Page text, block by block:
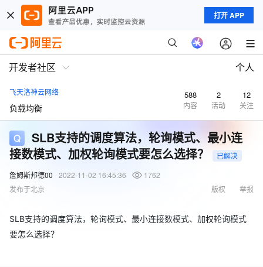
打开 APP
开发者社区 个人
飞天洛神云网络
负载均衡
588
内容
2
活动
12
关注
SLB支持的调度算法，轮询模式、最小连
接数模式、加权轮询模式要怎么选择？
已解决
詹姆斯邦德00
2022-11-02 16:45:36
1762
发布于北京
举报
版权
SLB支持的调度算法，轮询模式、最小连接数模式、加权轮询模式
要怎么选择？